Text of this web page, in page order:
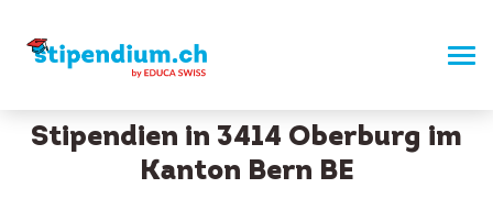
Stipendien in 3414 Oberburg im
Kanton Bern BE